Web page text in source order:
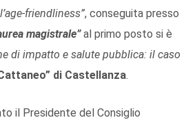
friendliness”, conseguita presso
magistrale”al primo posto si è
di impatto e salute pubblica: il caso
di Castellanza.
il Presidente del Consiglio